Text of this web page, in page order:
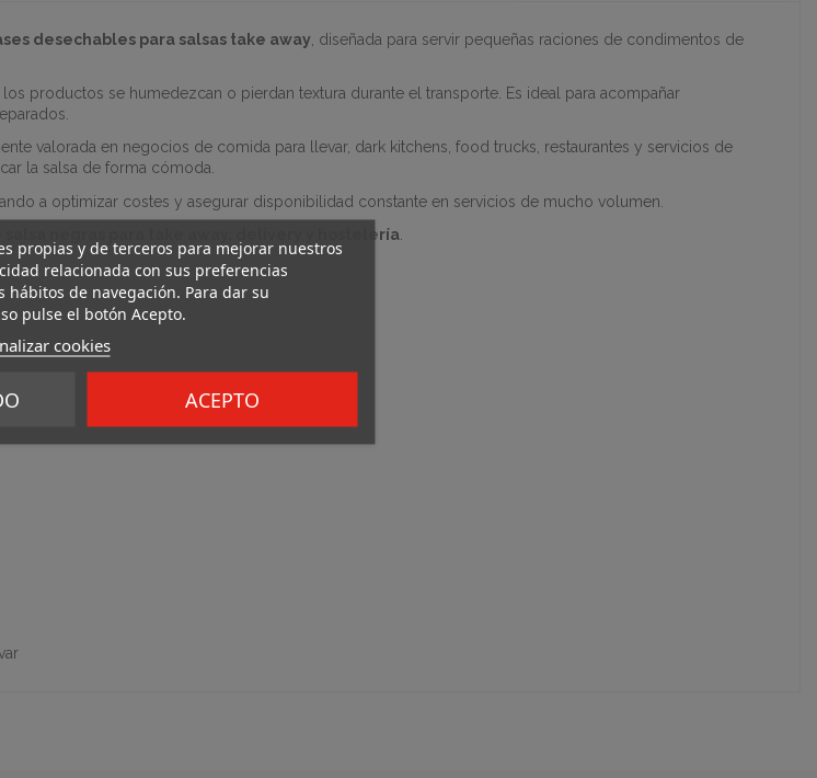
propias y de terceros para mejorar nuestros
relacionada con sus preferencias
hábitos de navegación. Para dar su
pulse el botón Acepto.
cookies
ACEPTO
desechables para salsas take away , diseñada para servir pequeñas raciones de condimentos de
productos se humedezcan o pierdan textura durante el transporte. Es ideal para acompañar
valorada en negocios de comida para llevar, dark kitchens, food trucks, restaurantes y servicios de
la salsa de forma cómoda.
a optimizar costes y asegurar disponibilidad constante en servicios de mucho volumen.
salsa negras para take away, delivery y hostelería